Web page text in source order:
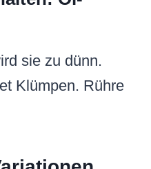
sie zu dünn.
Klümpen. Rühre